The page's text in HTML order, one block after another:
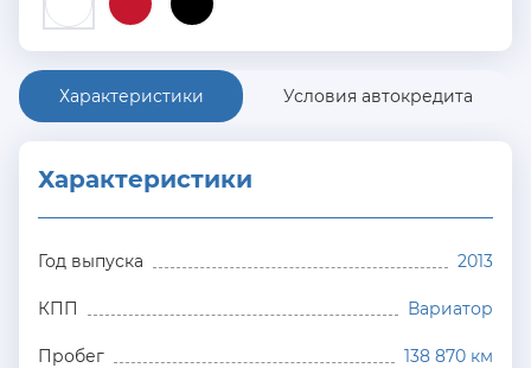
Характеристики Условия автокредита
Характеристики
Год выпуска 2013
КПП Вариатор
Пробег 138 870 км